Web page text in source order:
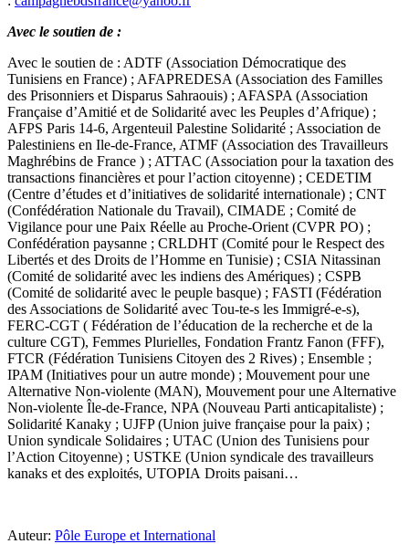
Avec le soutien de :
Avec le soutien de : ADTF (Association Démocratique des
Tunisiens en France) ; AFAPREDESA (Association des Familles
des Prisonniers et Disparus Sahraouis) ; AFASPA (Association
Française d’Amitié et de Solidarité avec les Peuples d’Afrique) ;
AFPS Paris 14-6, Argenteuil Palestine Solidarité ; Association de
Palestiniens en Ile-de-France, ATMF (Association des Travailleurs
Maghrébins de France ) ; ATTAC (Association pour la taxation des
transactions financières et pour l’action citoyenne) ; CEDETIM
(Centre d’études et d’initiatives de solidarité internationale) ; CNT
(Confédération Nationale du Travail), CIMADE ; Comité de
Vigilance pour une Paix Réelle au Proche-Orient (CVPR PO) ;
Confédération paysanne ; CRLDHT (Comité pour le Respect des
Libertés et des Droits de l’Homme en Tunisie) ; CSIA Nitassinan
(Comité de solidarité avec les indiens des Amériques) ; CSPB
(Comité de solidarité avec le peuple basque) ; FASTI (Fédération
des Associations de Solidarité avec Tou-te-s les Immigré-e-s),
FERC-CGT ( Fédération de l’éducation de la recherche et de la
culture CGT), Femmes Plurielles, Fondation Frantz Fanon (FFF),
FTCR (Fédération Tunisiens Citoyen des 2 Rives) ; Ensemble ;
IPAM (Initiatives pour un autre monde) ; Mouvement pour une
Alternative Non-violente (MAN), Mouvement pour une Alternative
Non-violente Île-de-France, NPA (Nouveau Parti anticapitaliste) ;
Solidarité Kanaky ; UJFP (Union juive française pour la paix) ;
Union syndicale Solidaires ; UTAC (Union des Tunisiens pour
l’Action Citoyenne) ; USTKE (Union syndicale des travailleurs
kanaks et des exploités, UTOPIA Droits paisani…
Auteur: Pôle Europe et International